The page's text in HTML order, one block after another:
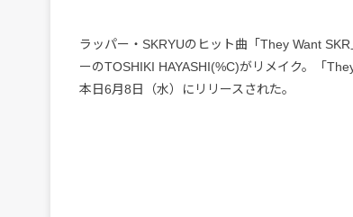
ラッパー・SKRYUのヒット曲「They Want
ーのTOSHIKI HAYASHI(%C)がリメイク。「
本日6月8日（水）にリリースされた。